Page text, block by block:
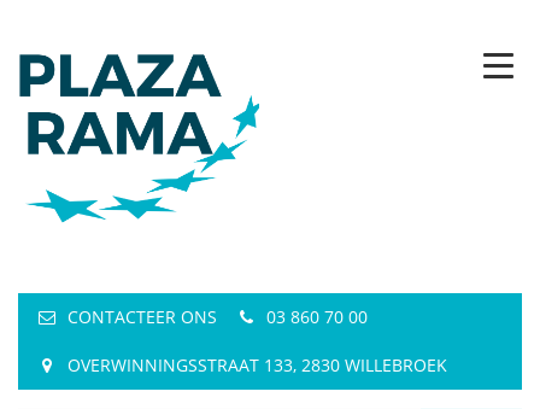
CONTACTEER ONS 03 860 70 00
OVERWINNINGSSTRAAT 133, 2830 WILLEBROEK